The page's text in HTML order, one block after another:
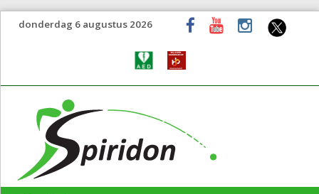
donderdag 6 augustus 2026